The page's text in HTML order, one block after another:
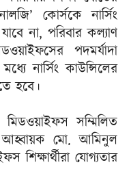
কোর্সকে নার্সিং
না, পরিবার কল্যাণ
পদমর্যাদা
নার্সিং কাউন্সিলের
হবে।
মিডওয়াইফস সম্মিলিত
আহ্বায়ক মো. আমিনুল
শিক্ষার্থীরা যোগ্যতার